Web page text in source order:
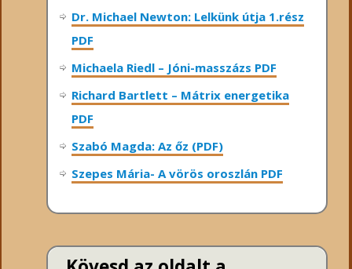
Dr. Michael Newton: Lelkünk útja 1.rész
PDF
Michaela Riedl – Jóni-masszázs PDF
Richard Bartlett – Mátrix energetika
PDF
Szabó Magda: Az őz (PDF)
Szepes Mária- A vörös oroszlán PDF